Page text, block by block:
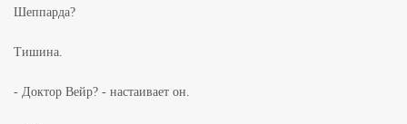
Шеппарда?
Тишина.
- Доктор Вейр? - настаивает он.